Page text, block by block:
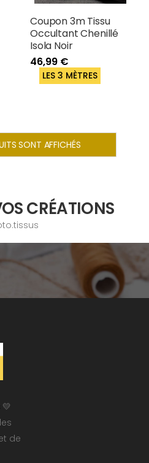
Coupon 3m Tissu
Occultant Chenillé
Isola Noir
46,99 €
LES 3 MÈTRES
SONT AFFICHÉS
CRÉATIONS
de